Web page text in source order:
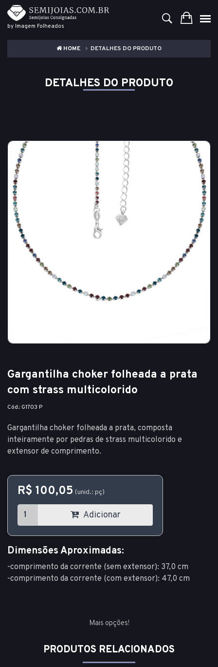
by Imagem Folheados
HOME DETALHES DO PRODUTO
DETALHES DO PRODUTO
Gargantilha choker folheada a prata
com strass multicolorido
Cód.: G1703 P
Gargantilha choker folheada a prata, composta
inteiramente por pedras de strass multicolorido e
extensor de comprimento.
R$ 100,05 (unid.: pç)
Adicionar
Dimensões Aproximadas:
-comprimento da corrente (sem extensor): 37,0 cm
-comprimento da corrente (com extensor): 47,0 cm
Mais opções!
PRODUTOS RELACIONADOS